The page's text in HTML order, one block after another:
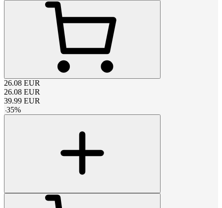
26.08 EUR
26.08 EUR
39.99 EUR
-35%